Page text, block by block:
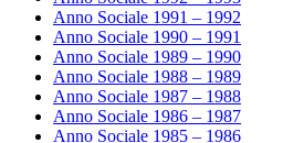
Anno Sociale 1991 – 1992
Anno Sociale 1990 – 1991
Anno Sociale 1989 – 1990
Anno Sociale 1988 – 1989
Anno Sociale 1987 – 1988
Anno Sociale 1986 – 1987
Anno Sociale 1985 – 1986